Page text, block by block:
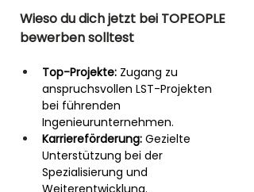
Wieso du dich jetzt bei TOPEOPLE
bewerben solltest
Top-Projekte: Zugang zu
anspruchsvollen LST-Projekten
bei führenden
Ingenieurunternehmen.
Karriereförderung: Gezielte
Unterstützung bei der
Spezialisierung und
Weiterentwicklung.